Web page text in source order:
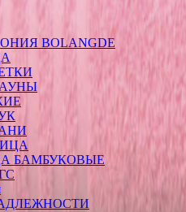
BOLANGDE
БАМБУКОВЫЕ